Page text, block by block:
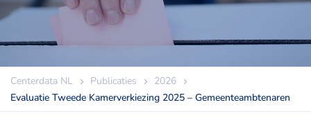
Centerdata NL Publicaties
2026
Evaluatie Tweede Kamerverkiezing 2025 – Gemeenteambtenaren